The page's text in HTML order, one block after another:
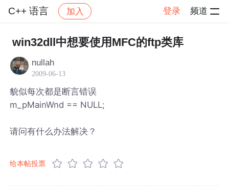
C++ 语言 加入 登录 频道
社区 C++ 语言 帖子详情
win32dll中想要使用MFC的ftp类库
nullah
2009-06-13
貌似每次都是断言错误
m_pMainWnd == NULL;
请问有什么办法解决？
给本帖投票